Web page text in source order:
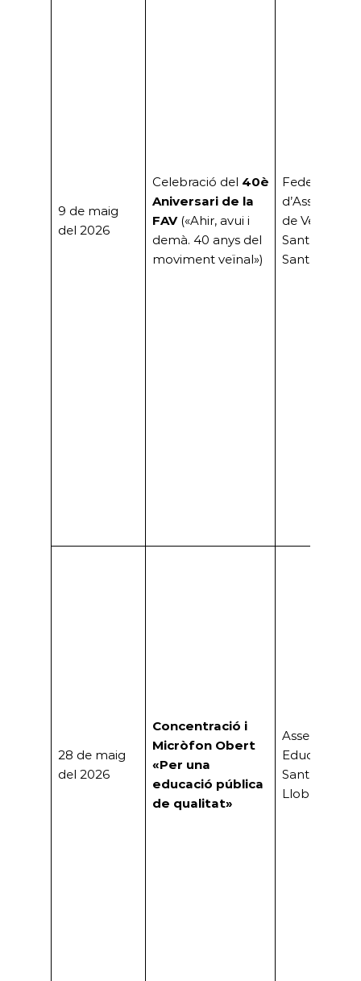
9 de maig
del 2026
Celebració del 40è
Aniversari de la
FAV («Ahir, avui i
demà. 40 anys del
moviment veïnal»)
Federació
de Veïns de
Sant Boi
Sant Boi)
28 de maig
del 2026
Concentració i
Micròfon Obert
«Per una
educació pública
de qualitat»
Assemblea
Educativa de
Sant Boi de
Llobregat